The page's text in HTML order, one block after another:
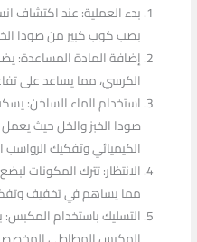
بدء العملية: عند اكتشاف
بصب كوب كبير من صودا
إضافة المادة المساعدة:
الكرسي، مما يساعد على
استخدام الماء الساخن:
صودا الخبز والخل حيث
الكيميائي وتفكيك الرواسب
الانتظار: تترك المكونات
مما يساهم في تخفيف
التسليك باستخدام المكبس: